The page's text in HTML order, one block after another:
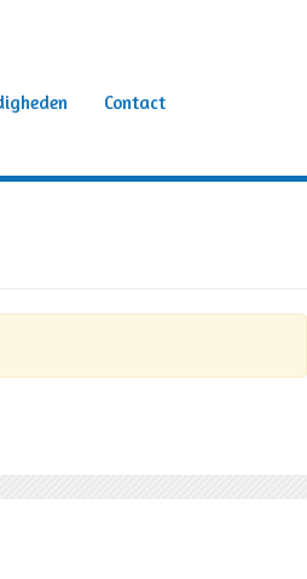
Contact